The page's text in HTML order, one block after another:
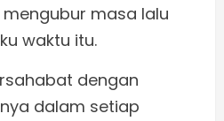
masa lalu
waktu itu.
dengan
dalam setiap